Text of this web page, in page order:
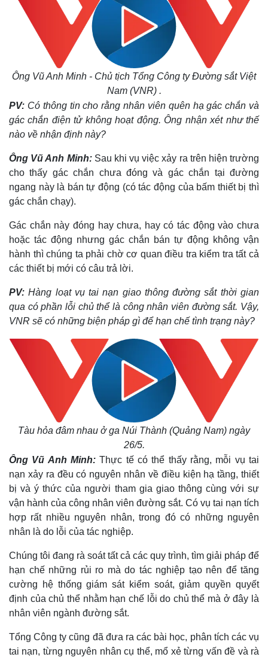
Thế giới
Quan sát
Cuộc sống đó đây
Video
Ảnh
E-Magazine
Infographic
Ông Vũ Anh Minh - Chủ tịch Tổng Công ty Đường sắt Việt
Nam (VNR) .
PV: Có thông tin cho rằng nhân viên quên hạ gác chắn và
gác chắn điện tử không hoạt động. Ông nhận xét như thế
nào về nhận định này?
Ông Vũ Anh Minh:Sau khi vụ việc xảy ra trên hiện trường
cho thấy gác chắn chưa đóng và gác chắn tại đường
ngang này là bán tự động (có tác động của bấm thiết bị thì
gác chắn chạy).
Gác chắn này đóng hay chưa, hay có tác động vào chưa
hoặc tác động nhưng gác chắn bán tự động không vận
hành thì chúng ta phải chờ cơ quan điều tra kiểm tra tất cả
các thiết bị mới có câu trả lời.
PV:Hàng loạt vụ tai nạn giao thông đường sắt thời gian
qua có phần lỗi chủ thể là công nhân viên đường sắt. Vậy,
VNR sẽ có những biện pháp gì để hạn chế tình trạng này?
Tàu hỏa đâm nhau ở ga Núi Thành (Quảng Nam) ngày
26/5.
Ông Vũ Anh Minh: Thực tế có thể thấy rằng, mỗi vụ tai
nạn xảy ra đều có nguyên nhân về điều kiện hạ tầng, thiết
bị và ý thức của người tham gia giao thông cùng với sự
vận hành của công nhân viên đường sắt. Có vụ tai nạn tích
hợp rất nhiều nguyên nhân, trong đó có những nguyên
nhân là do lỗi của tác nghiệp.
Chúng tôi đang rà soát tất cả các quy trình, tìm giải pháp để
hạn chế những rủi ro mà do tác nghiệp tạo nên để tăng
cường hệ thống giám sát kiểm soát, giảm quyền quyết
định của chủ thể nhằm hạn chế lỗi do chủ thể mà ở đây là
nhân viên ngành đường sắt.
Tổng Công ty cũng đã đưa ra các bài học, phân tích các vụ
tai nạn, từng nguyên nhân cụ thể, mổ xẻ từng vấn đề và rà